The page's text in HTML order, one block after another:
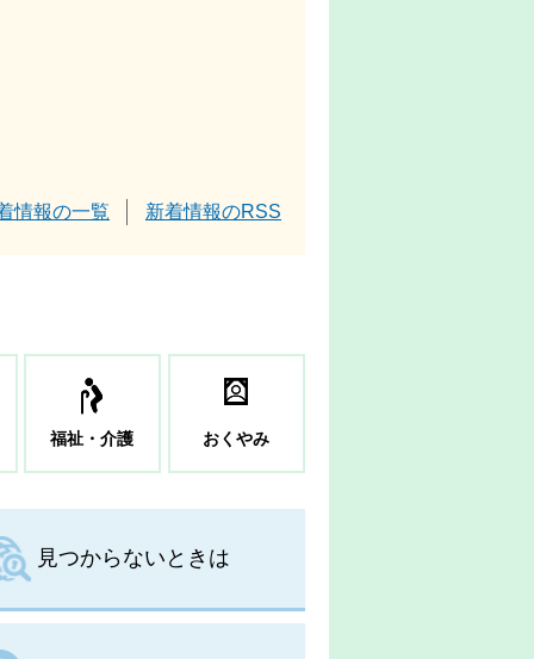
情報の一覧 新着情報のRSS
福祉・介護 おくやみ
見つからないときは